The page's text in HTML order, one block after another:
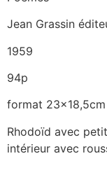
Jean Grassin
1959
94p
format 23×18,5cm
Rhodoïd avec
intérieur avec